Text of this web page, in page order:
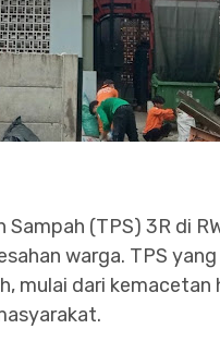
(TPS) 3R di
warga. TPS
mulai dari kemacetan